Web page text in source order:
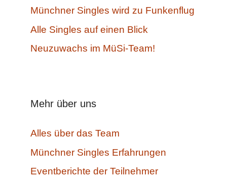
Münchner Singles wird zu Funkenflug
Alle Singles auf einen Blick
Neuzuwachs im MüSi-Team!
Mehr über uns
Alles über das Team
Münchner Singles Erfahrungen
Eventberichte der Teilnehmer